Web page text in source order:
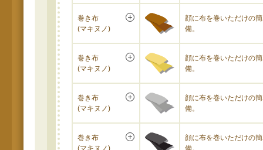
巻き布
(マキヌノ)
顔に布を巻いただけの
備。
巻き布
(マキヌノ)
顔に布を巻いただけの
備。
巻き布
(マキヌノ)
顔に布を巻いただけの
備。
巻き布
(マキヌノ)
顔に布を巻いただけの
備。